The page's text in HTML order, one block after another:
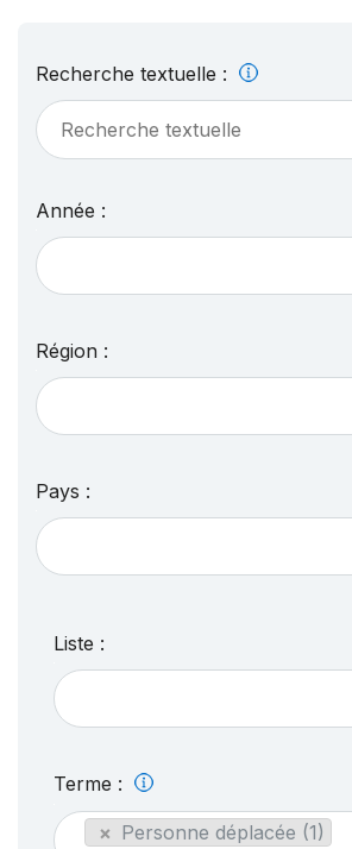
Recherche textuelle :
Année :
Région :
Pays :
Liste :
Terme :
× Personne déplacée (1)